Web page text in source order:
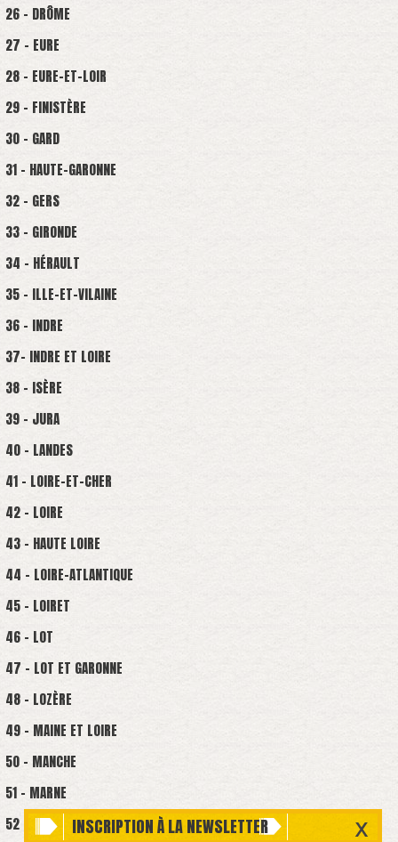
26 - DRÔME
27 - EURE
28 - EURE-ET-LOIR
29 - FINISTÈRE
30 - GARD
31 - HAUTE-GARONNE
32 - GERS
33 - GIRONDE
34 - HÉRAULT
35 - ILLE-ET-VILAINE
36 - INDRE
37- INDRE ET LOIRE
38 - ISÈRE
39 - JURA
40 - LANDES
41 - LOIRE-ET-CHER
42 - LOIRE
43 - HAUTE LOIRE
44 - LOIRE-ATLANTIQUE
45 - LOIRET
46 - LOT
47 - LOT ET GARONNE
48 - LOZÈRE
49 - MAINE ET LOIRE
50 - MANCHE
51 - MARNE
52 - HAUTE-MARNEINSCRIPTION À LA NEWSLETTER